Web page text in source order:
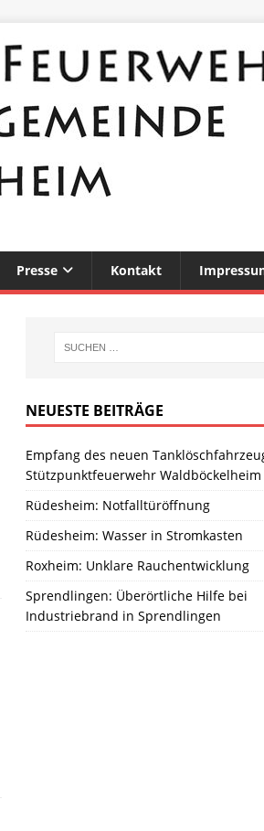
Presse Kontakt
NEUESTE BEITRÄGE
Empfang des neuen
Stützpunktfeuerwehr Waldböckelheim
Rüdesheim: Notfalltüröffnung
Rüdesheim: Wasser in Stromkasten
Roxheim: Unklare Rauchentwicklung
Sprendlingen: Überörtliche Hilfe bei
Industriebrand in Sprendlingen